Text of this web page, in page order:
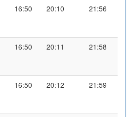
16:50 20:10 21:56
16:50 20:11 21:58
16:50 20:12 21:59